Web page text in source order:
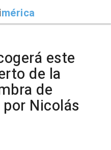
mérica
este
de la
de
Nicolás